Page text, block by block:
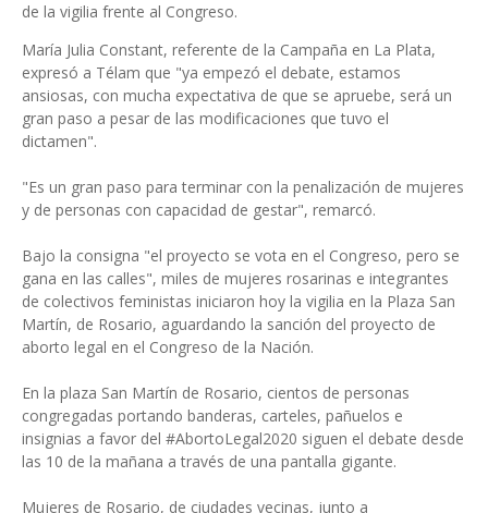
de la vigilia frente al Congreso.
María Julia Constant, referente de la Campaña en La Plata,
expresó a Télam que "ya empezó el debate, estamos
ansiosas, con mucha expectativa de que se apruebe, será un
gran paso a pesar de las modificaciones que tuvo el
dictamen".
"Es un gran paso para terminar con la penalización de mujeres
y de personas con capacidad de gestar", remarcó.
Bajo la consigna "el proyecto se vota en el Congreso, pero se
gana en las calles", miles de mujeres rosarinas e integrantes
de colectivos feministas iniciaron hoy la vigilia en la Plaza San
Martín, de Rosario, aguardando la sanción del proyecto de
aborto legal en el Congreso de la Nación.
En la plaza San Martín de Rosario, cientos de personas
congregadas portando banderas, carteles, pañuelos e
insignias a favor del #AbortoLegal2020 siguen el debate desde
las 10 de la mañana a través de una pantalla gigante.
Mujeres de Rosario, de ciudades vecinas, junto a